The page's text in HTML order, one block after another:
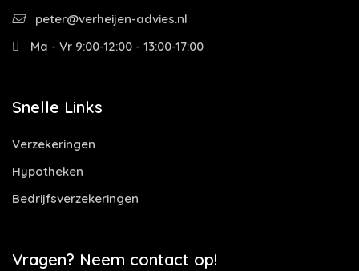
peter@verheijen-advies.nl
Ma - Vr 9:00-12:00 - 13:00-17:00
Snelle Links
Verzekeringen
Hypotheken
Bedrijfsverzekeringen
Vragen? Neem contact op!